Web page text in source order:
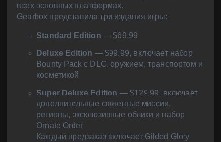
всех основных платформах.
Gearbox представила три издания игры:
Standard Edition — $69.99
Deluxe Edition — $99.99, включает набор
Bounty Pack с DLC, оружием, транспортом и
косметикой
Super Deluxe Edition — $129.99, включает
дополнительные сюжетные миссии,
регионы, эксклюзивные облики и набор
Ornate Order
Каждый предзаказ включает Gilded Glory